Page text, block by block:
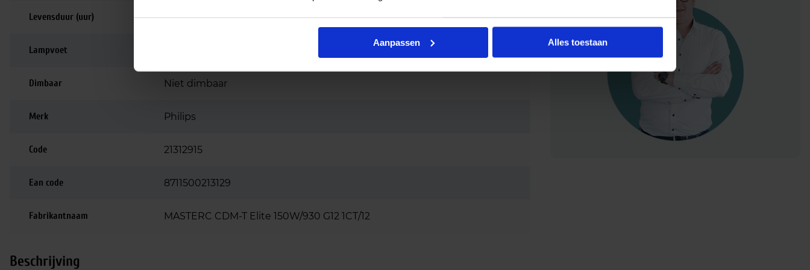
Aanpassen Alles toestaan
Levensduur (uur) 15.000
Lampvoet
Dimbaar Niet dimbaar
Merk Philips
Code 21312915
Ean code 8711500213129
Fabrikantnaam MASTERC CDM-T Elite 150W/930 G12 1CT/12
Beschrijving